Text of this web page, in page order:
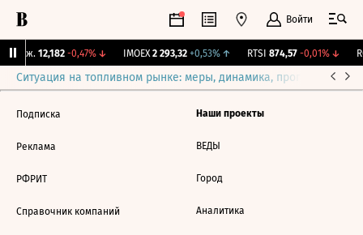
Войти
Бирж. 12,182 -0,47%↓ IMOEX 2 293,32 +0,53%↑ RTSI 874,57 -0,01%↓
Ситуация на топливном рынке: меры, динамика, прогнозы
Подписка
Реклама
РФРИТ
Справочник компаний
Наши проекты
ВЕДЫ
Город
Аналитика